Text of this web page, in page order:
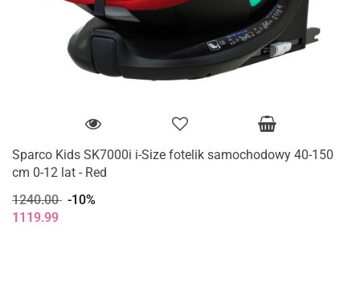
Sparco Kids SK7000i i-Size fotelik samochodowy 40-150
cm 0-12 lat - Red
1240.00 -10%
1119.99